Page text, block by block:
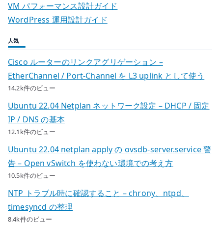
VM パフォーマンス設計ガイド
WordPress 運用設計ガイド
人気
Cisco ルーターのリンクアグリゲーション –
EtherChannel / Port-Channel を L3 uplink として使う
14.2k件のビュー
Ubuntu 22.04 Netplan ネットワーク設定 – DHCP / 固定
IP / DNS の基本
12.1k件のビュー
Ubuntu 22.04 netplan apply の ovsdb-server.service 警
告 – Open vSwitch を使わない環境での考え方
10.5k件のビュー
NTP トラブル時に確認すること – chrony、ntpd、
timesyncd の整理
8.4k件のビュー